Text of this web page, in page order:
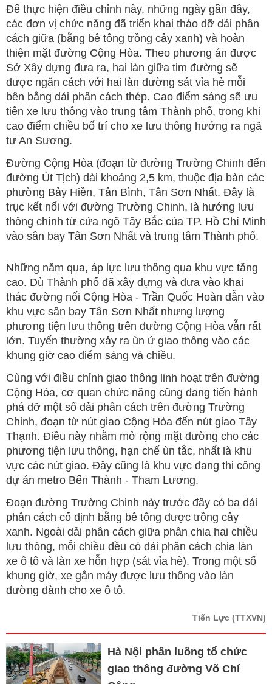
Để thực hiện điều chỉnh này, những ngày gần đây,
các đơn vị chức năng đã triển khai tháo dỡ dải phân
cách giữa (bằng bê tông trồng cây xanh) và hoàn
thiện mặt đường Cộng Hòa. Theo phương án được
Sở Xây dựng đưa ra, hai làn giữa tim đường sẽ
được ngăn cách với hai làn đường sát vỉa hè mỗi
bên bằng dải phân cách thép. Cao điểm sáng sẽ ưu
tiên xe lưu thông vào trung tâm Thành phố, trong khi
cao điểm chiều bố trí cho xe lưu thông hướng ra ngã
tư An Sương.
Đường Cộng Hòa (đoạn từ đường Trường Chinh đến
đường Út Tịch) dài khoảng 2,5 km, thuộc địa bàn các
phường Bảy Hiền, Tân Bình, Tân Sơn Nhất. Đây là
trục kết nối với đường Trường Chinh, là hướng lưu
thông chính từ cửa ngõ Tây Bắc của TP. Hồ Chí Minh
vào sân bay Tân Sơn Nhất và trung tâm Thành phố.
Những năm qua, áp lực lưu thông qua khu vực tăng
cao. Dù Thành phố đã xây dựng và đưa vào khai
thác đường nối Cộng Hòa - Trần Quốc Hoàn dẫn vào
khu vực sân bay Tân Sơn Nhất nhưng lượng
phương tiện lưu thông trên đường Cộng Hòa vẫn rất
lớn. Tuyến thường xảy ra ùn ứ giao thông vào các
khung giờ cao điểm sáng và chiều.
Cùng với điều chỉnh giao thông linh hoạt trên đường
Cộng Hòa, cơ quan chức năng cũng đang tiến hành
phá dỡ một số dải phân cách trên đường Trường
Chinh, đoạn từ nút giao Cộng Hòa đến nút giao Tây
Thạnh. Điều này nhằm mở rộng mặt đường cho các
phương tiện lưu thông, hạn chế ùn tắc, nhất là khu
vực các nút giao. Đây cũng là khu vực đang thi công
dự án metro Bến Thành - Tham Lương.
Đoạn đường Trường Chinh này trước đây có ba dải
phân cách cố định bằng bê tông được trồng cây
xanh. Ngoài dải phân cách giữa phân chia hai chiều
lưu thông, mỗi chiều đều có dải phân cách chia làn
xe ô tô và làn xe hỗn hợp (sát vỉa hè). Trong một số
khung giờ, xe gắn máy được lưu thông vào làn
đường dành cho xe ô tô.
Tiến Lực (TTXVN)
Hà Nội phân luồng tổ chức
giao thông đường Võ Chí